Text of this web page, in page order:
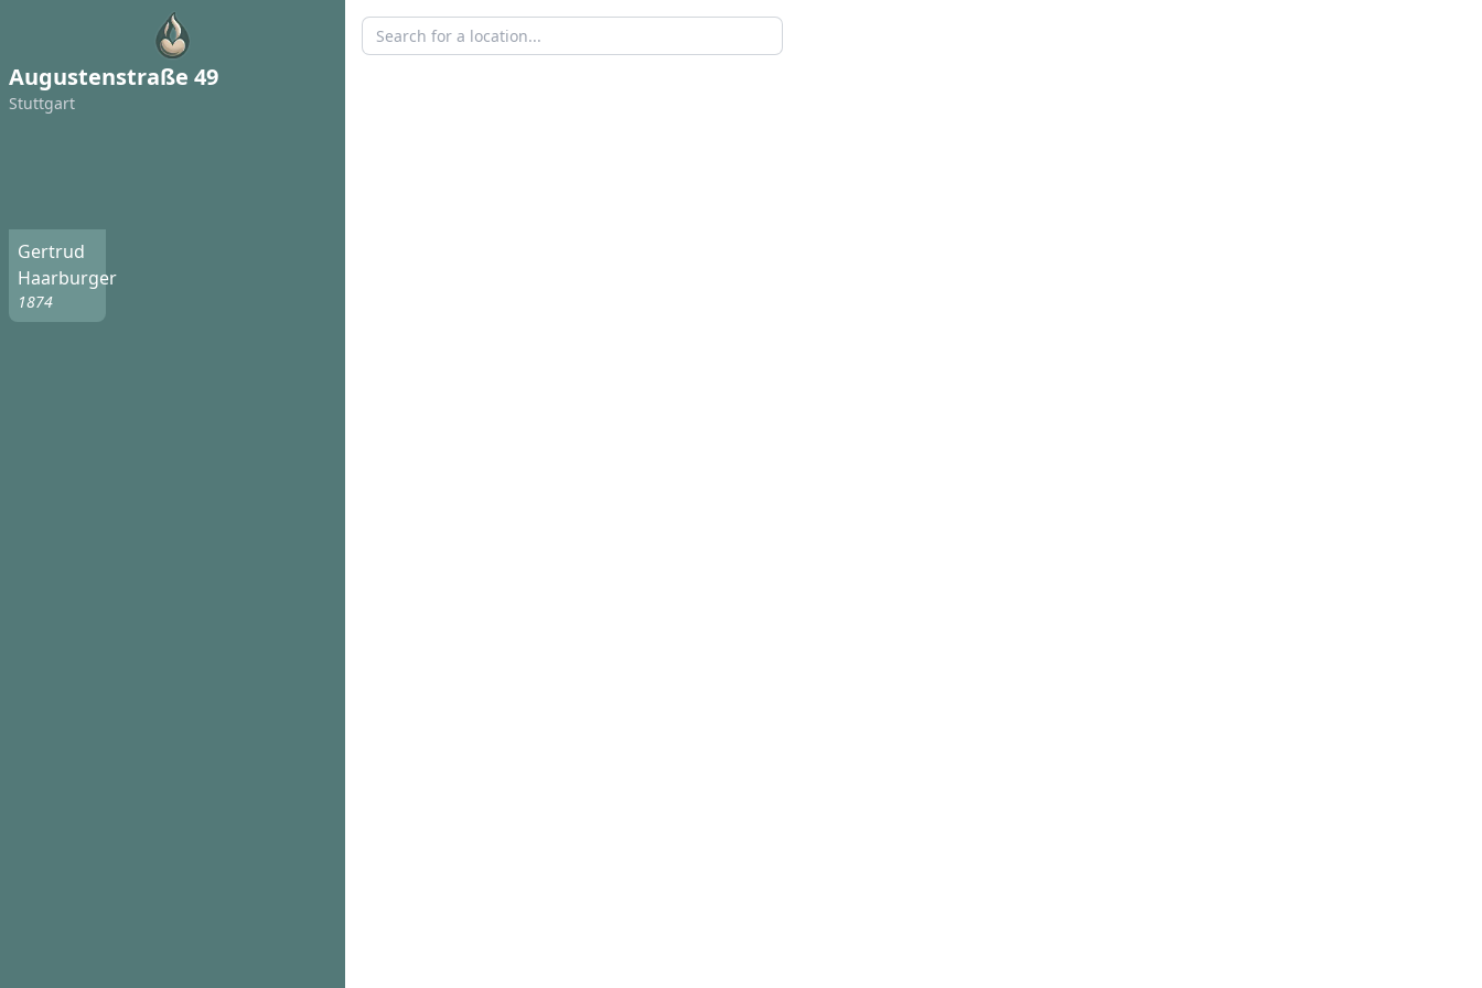
Augustenstraße 49
Stuttgart
Gertrud
Haarburger
1874